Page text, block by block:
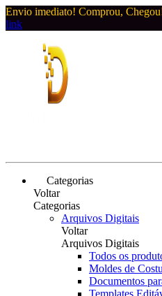
Envio imediato! Comprou,
link
Categorias
Voltar
Categorias
Arquivos Digitais
Voltar
Arquivos Digitais
Todos os
Moldes de
Documentos
Templates